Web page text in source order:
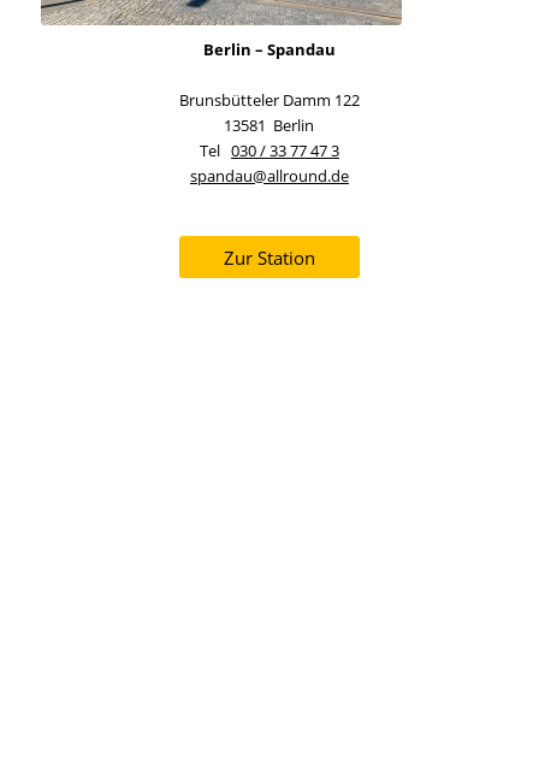
Berlin – Spandau
Brunsbütteler Damm 122
13581 Berlin
Tel 030 / 33 77 47 3
spandau@allround.de
Zur Station